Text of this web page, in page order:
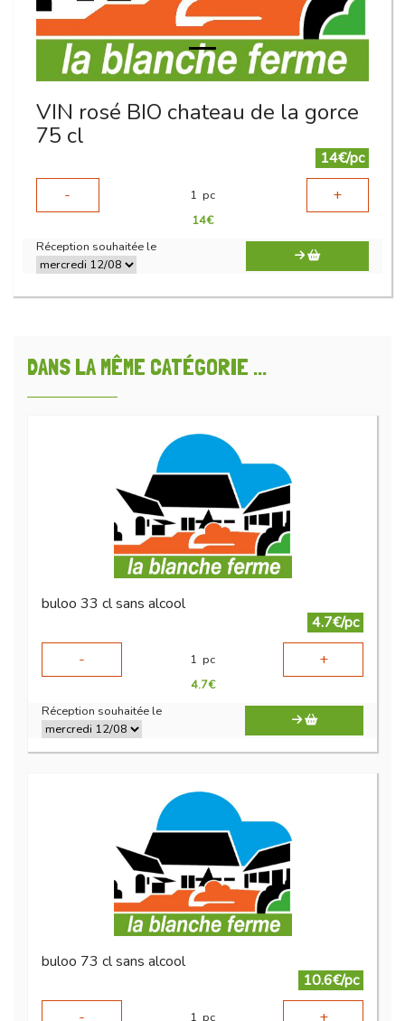
VIN rosé BIO chateau de la gorce
75 cl
14€/pc
-
1 pc +
14€
Réception souhaitée le
DANS LA MÊME CATÉGORIE ...
buloo 33 cl sans alcool
4.7€/pc
-
1 pc +
4.7€
Réception souhaitée le
buloo 73 cl sans alcool
10.6€/pc
1 pc